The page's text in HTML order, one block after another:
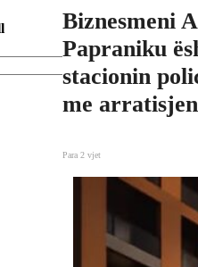
Biznesmeni
Papraniku
stacionin
me
Para 2 vjet